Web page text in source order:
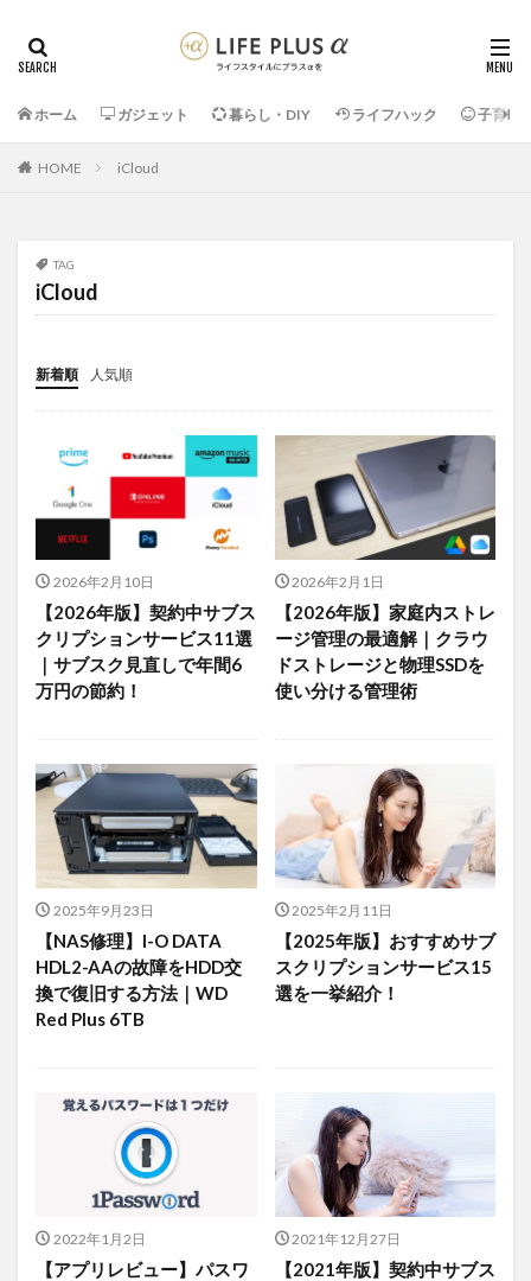
ホーム ガジェット 暮らし・DIY ライフハック 子育て
HOME iCloud
TAG
iCloud
新着順 人気順
2026年2月10日
【2026年版】契約中サブス
クリプションサービス11選
｜サブスク見直しで年間6
万円の節約！
2026年2月1日
【2026年版】家庭内ストレ
ージ管理の最適解｜クラウ
ドストレージと物理SSDを
使い分ける管理術
2025年9月23日
【NAS修理】I-O DATA
HDL2-AAの故障をHDD交
換で復旧する方法｜WD
Red Plus 6TB
2025年2月11日
【2025年版】おすすめサブ
スクリプションサービス15
選を一挙紹介！
2022年1月2日
【アプリレビュー】パスワ
2021年12月27日
【2021年版】契約中サブス